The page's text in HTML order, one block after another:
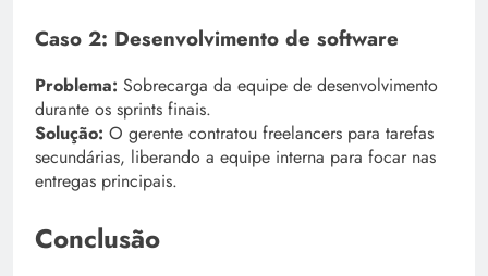
Caso 2: Desenvolvimento de software
Problema: Sobrecarga da equipe de desenvolvimento
durante os sprints finais.
Solução: O gerente contratou freelancers para tarefas
secundárias, liberando a equipe interna para focar nas
entregas principais.
Conclusão